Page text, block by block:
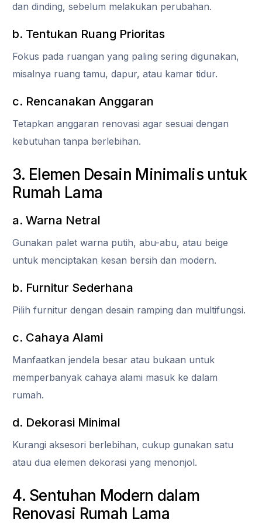
dan dinding, sebelum melakukan perubahan.
b. Tentukan Ruang Prioritas
Fokus pada ruangan yang paling sering digunakan,
misalnya ruang tamu, dapur, atau kamar tidur.
c. Rencanakan Anggaran
Tetapkan anggaran renovasi agar sesuai dengan
kebutuhan tanpa berlebihan.
3. Elemen Desain Minimalis untuk
Rumah Lama
a. Warna Netral
Gunakan palet warna putih, abu-abu, atau beige
untuk menciptakan kesan bersih dan modern.
b. Furnitur Sederhana
Pilih furnitur dengan desain ramping dan multifungsi.
c. Cahaya Alami
Manfaatkan jendela besar atau bukaan untuk
memperbanyak cahaya alami masuk ke dalam
rumah.
d. Dekorasi Minimal
Kurangi aksesori berlebihan, cukup gunakan satu
atau dua elemen dekorasi yang menonjol.
4. Sentuhan Modern dalam
Renovasi Rumah Lama